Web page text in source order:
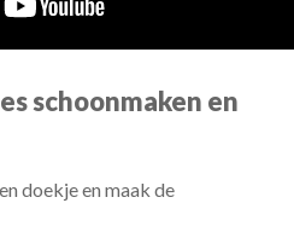
schoonmaken en
doekje en maak de